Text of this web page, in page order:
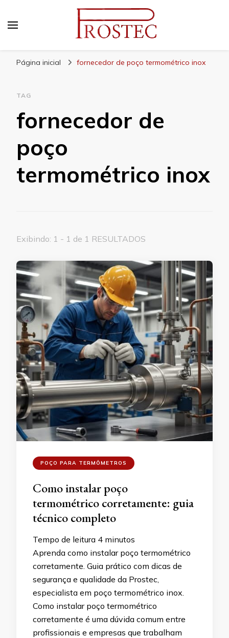
Página inicial fornecedor de poço termométrico inox
TAG
fornecedor de
poço
termométrico inox
Exibindo: 1 - 1 de 1 RESULTADOS
POÇO PARA TERMÔMETROS
Como instalar poço
termométrico corretamente: guia
técnico completo
Tempo de leitura 4 minutos
Aprenda como instalar poço termométrico
corretamente. Guia prático com dicas de
segurança e qualidade da Prostec,
especialista em poço termométrico inox.
Como instalar poço termométrico
corretamente é uma dúvida comum entre
profissionais e empresas que trabalham